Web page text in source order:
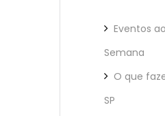
Eventos
Semana
O que
SP